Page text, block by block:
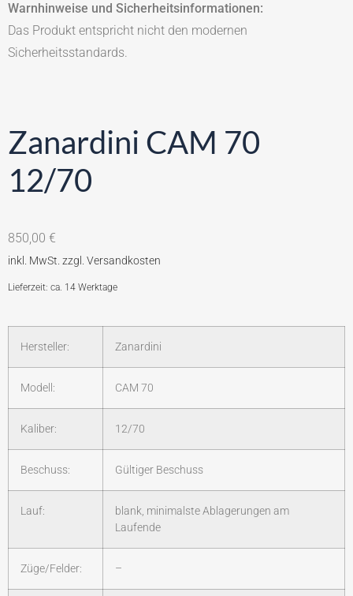
Warnhinweise und Sicherheitsinformationen:
Das Produkt entspricht nicht den modernen
Sicherheitsstandards.
Zanardini CAM 70
12/70
850,00 €
Lieferzeit: ca. 14 Werktage
Hersteller: Zanardini
Modell: CAM 70
Kaliber: 12/70
Beschuss: Gültiger Beschuss
Lauf:
blank, minimalste Ablagerungen am
Laufende
Züge/Felder: –